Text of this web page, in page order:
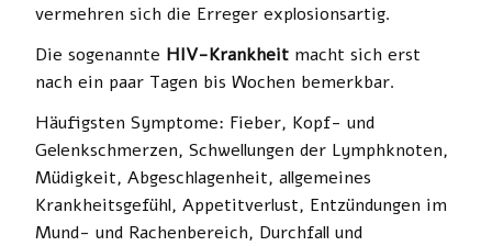
vermehren sich die Erreger explosionsartig.
Die sogenannte HIV-Krankheit macht sich erst
nach ein paar Tagen bis Wochen bemerkbar.
Häufigsten Symptome: Fieber, Kopf- und
Gelenkschmerzen, Schwellungen der Lymphknoten,
Müdigkeit, Abgeschlagenheit, allgemeines
Krankheitsgefühl, Appetitverlust, Entzündungen im
Mund- und Rachenbereich, Durchfall und